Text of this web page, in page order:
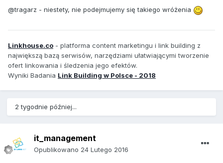
@tragarz - niestety, nie podejmujemy się takiego wróżenia
Linkhouse.co - platforma content marketingu i link building z
największą bazą serwisów, narzędziami ułatwiającymi tworzenie
ofert linkowania i śledzenia jego efektów.
Wyniki Badania Link Building w Polsce - 2018
2 tygodnie później...
it_management
Opublikowano 24 Lutego 2016